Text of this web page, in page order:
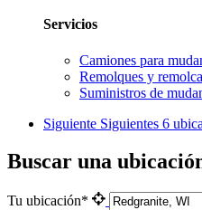
Servicios
Camiones para
Remolques y
Suministros de
Siguiente Siguientes 6
Buscar una
Tu ubicación*